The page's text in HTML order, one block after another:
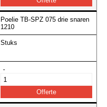
Poelie TB-SPZ 075 drie snaren
1210
Stuks
-